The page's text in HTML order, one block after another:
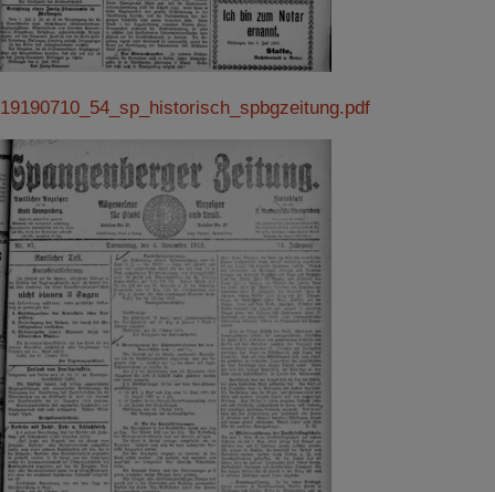
19190710_54_sp_historisch_spbgzeitung.pdf